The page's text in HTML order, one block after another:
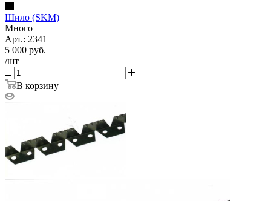
Шило (SKM)
Много
Арт.: 2341
5 000 руб.
/шт
В корзину